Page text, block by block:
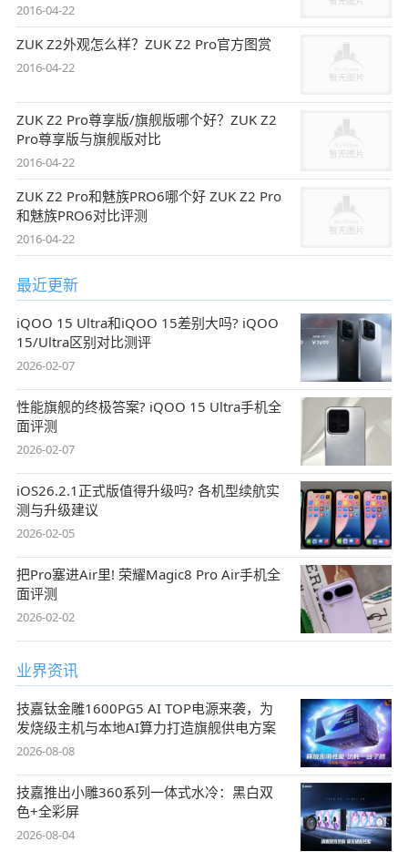
2016-04-22
ZUK Z2外观怎么样？ZUK Z2 Pro官方图赏
2016-04-22
ZUK Z2 Pro尊享版/旗舰版哪个好？ZUK Z2
Pro尊享版与旗舰版对比
2016-04-22
ZUK Z2 Pro和魅族PRO6哪个好 ZUK Z2 Pro
和魅族PRO6对比评测
2016-04-22
最近更新
iQOO 15 Ultra和iQOO 15差别大吗? iQOO
15/Ultra区别对比测评
2026-02-07
性能旗舰的终极答案? iQOO 15 Ultra手机全
面评测
2026-02-07
iOS26.2.1正式版值得升级吗? 各机型续航实
测与升级建议
2026-02-05
把Pro塞进Air里! 荣耀Magic8 Pro Air手机全
面评测
2026-02-02
业界资讯
技嘉钛金雕1600PG5 AI TOP电源来袭，为
发烧级主机与本地AI算力打造旗舰供电方案
2026-08-08
技嘉推出小雕360系列一体式水冷：黑白双
色+全彩屏
2026-08-04